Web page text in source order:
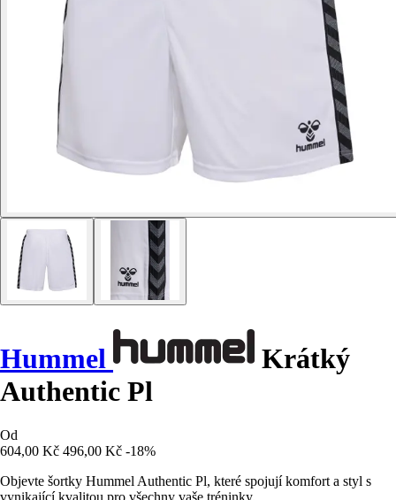
Hummel
Krátký
Authentic Pl
Od
604,00 Kč 496,00 Kč -18%
Objevte šortky Hummel Authentic Pl, které spojují komfort a styl s
vynikající kvalitou pro všechny vaše tréninky.